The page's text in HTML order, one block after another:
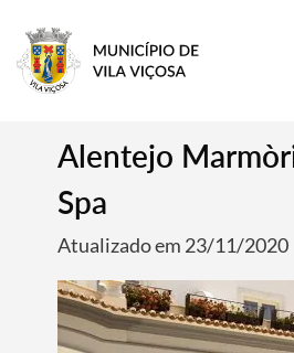
Alentejo
Spa
Atualizado em 23/11/2020